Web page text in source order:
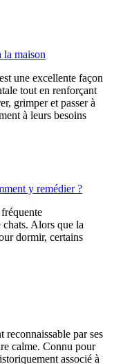
la maison
une excellente façon
tout en renforçant
grimper et passer à
à leurs besoins
y remédier ?
Alors que la
dormir, certains
par ses
calme. Connu pour
associé à